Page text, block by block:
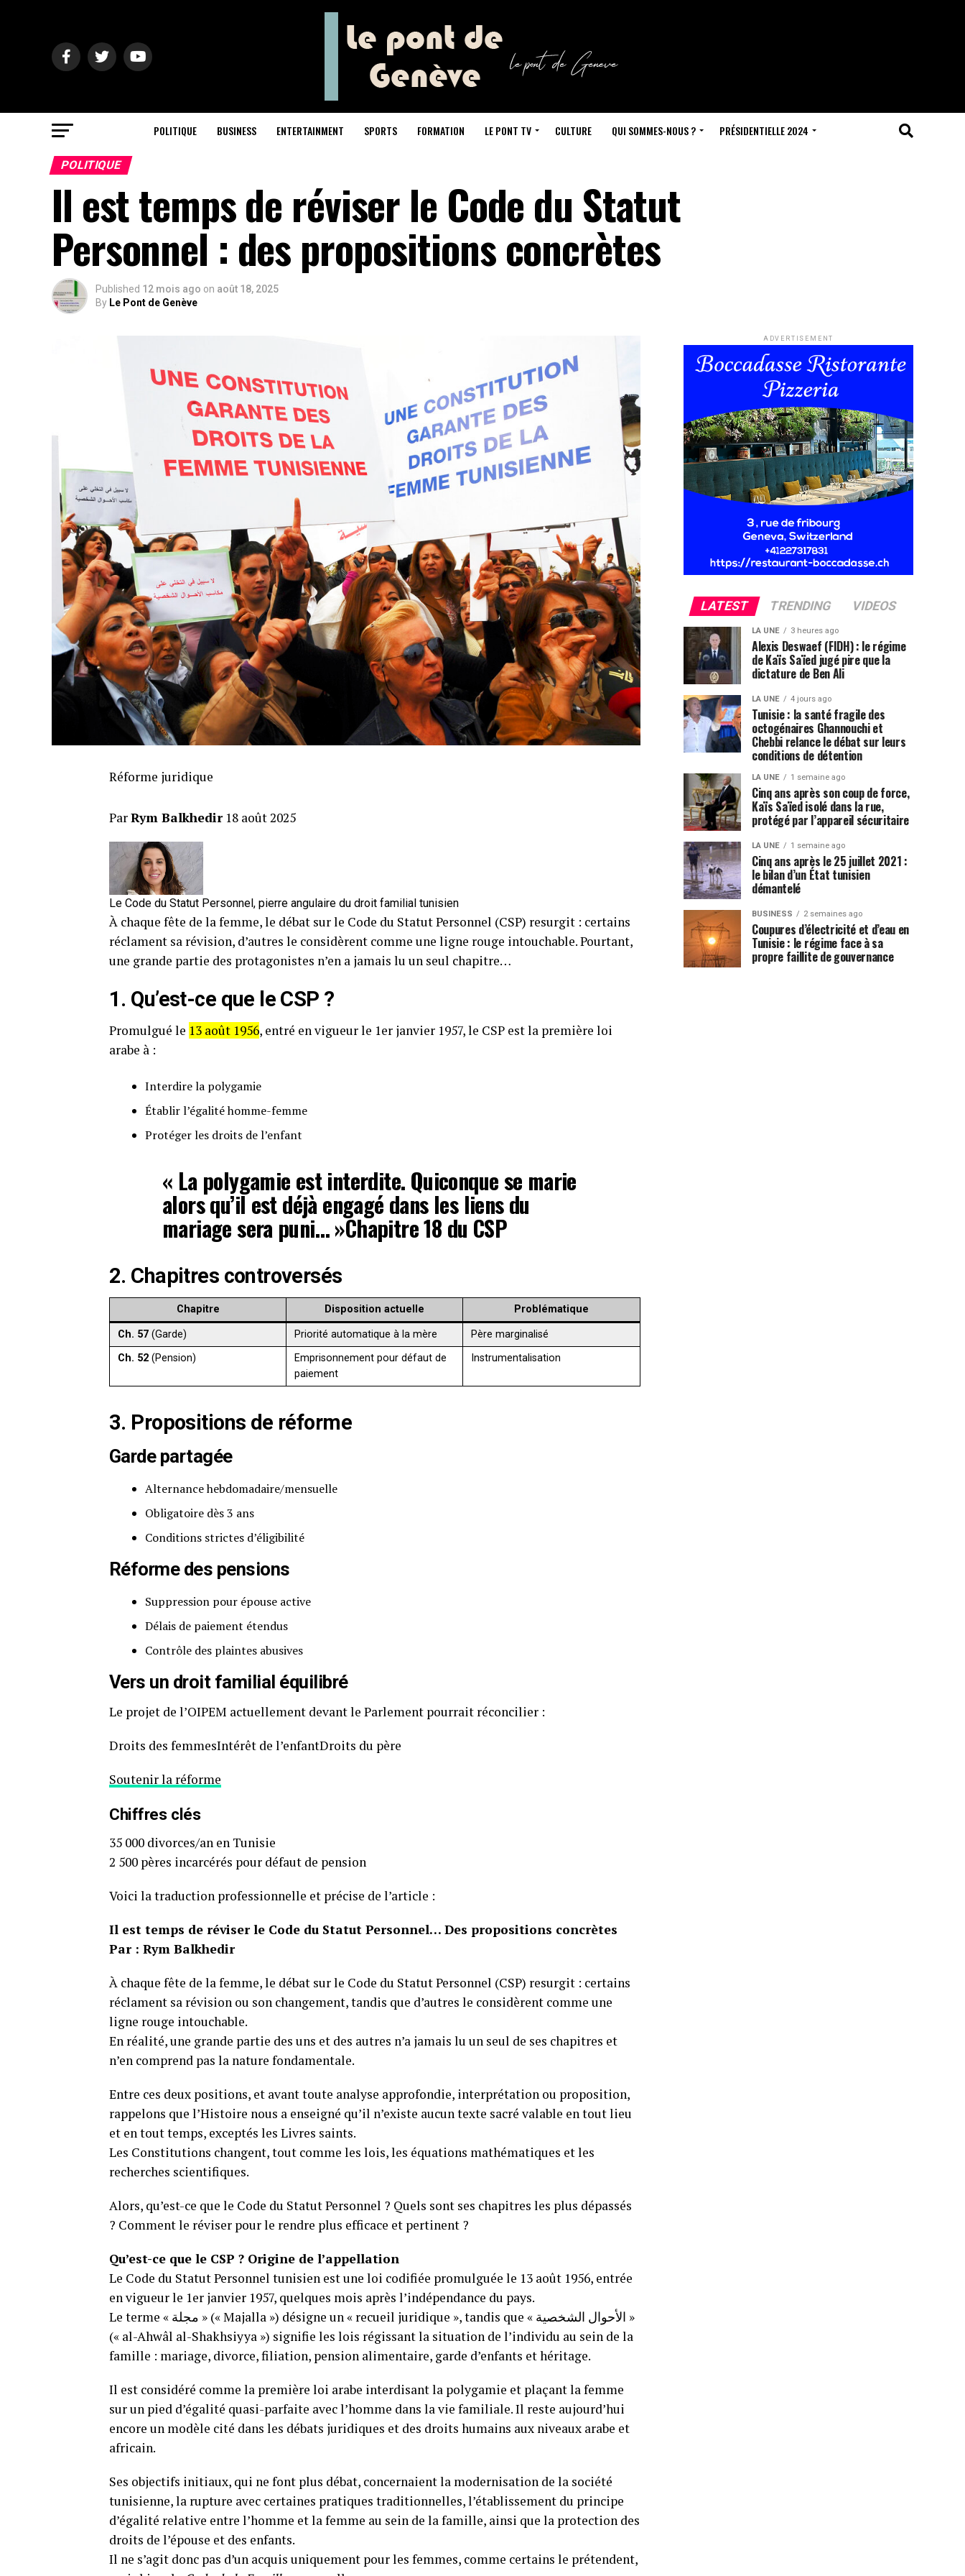
POLITIQUE BUSINESS ENTERTAINMENT SPORTS FORMATION LE PONT TV CULTURE QUI SOMMES-NOUS ? PRÉSIDENTIELLE 2024
POLITIQUE
Il est temps de réviser le Code du Statut
Personnel : des propositions concrètes
Published 12 mois ago on août 18, 2025
By Le Pont de Genève
Réforme juridique
ParRym Balkhedir18 août 2025
Le Code du Statut Personnel, pierre angulaire du droit familial tunisien
À chaque fête de la femme, le débat sur le Code du Statut Personnel (CSP) resurgit : certains
réclament sa révision, d’autres le considèrent comme une ligne rouge intouchable. Pourtant,
une grande partie des protagonistes n’en a jamais lu un seul chapitre…
1. Qu’est-ce que le CSP ?
Promulgué le 13 août 1956, entré en vigueur le 1er janvier 1957, le CSP est la première loi
arabe à :
Interdire la polygamie
Établir l’égalité homme-femme
Protéger les droits de l’enfant
« La polygamie est interdite. Quiconque se marie
alors qu’il est déjà engagé dans les liens du
mariage sera puni… »Chapitre 18 du CSP
2. Chapitres controversés
Chapitre Disposition actuelle Problématique
Ch. 57 (Garde) Priorité automatique à la mère
Père marginalisé
Ch. 52 (Pension)
Emprisonnement pour défaut de
paiement
Instrumentalisation
3. Propositions de réforme
Garde partagée
Alternance hebdomadaire/mensuelle
Obligatoire dès 3 ans
Conditions strictes d’éligibilité
Réforme des pensions
Suppression pour épouse active
Délais de paiement étendus
Contrôle des plaintes abusives
Vers un droit familial équilibré
Le projet de l’OIPEM actuellement devant le Parlement pourrait réconcilier :
Droits des femmesIntérêt de l’enfantDroits du père
Soutenir la réforme
Chiffres clés
35 000 divorces/an en Tunisie
2 500 pères incarcérés pour défaut de pension
Voici la traduction professionnelle et précise de l’article :
Il est temps de réviser le Code du Statut Personnel… Des propositions concrètes
Par : Rym Balkhedir
À chaque fête de la femme, le débat sur le Code du Statut Personnel (CSP) resurgit : certains
réclament sa révision ou son changement, tandis que d’autres le considèrent comme une
ligne rouge intouchable.
En réalité, une grande partie des uns et des autres n’a jamais lu un seul de ses chapitres et
n’en comprend pas la nature fondamentale.
Entre ces deux positions, et avant toute analyse approfondie, interprétation ou proposition,
rappelons que l’Histoire nous a enseigné qu’il n’existe aucun texte sacré valable en tout lieu
et en tout temps, exceptés les Livres saints.
Les Constitutions changent, tout comme les lois, les équations mathématiques et les
recherches scientifiques.
Alors, qu’est-ce que le Code du Statut Personnel ? Quels sont ses chapitres les plus dépassés
? Comment le réviser pour le rendre plus efficace et pertinent ?
Qu’est-ce que le CSP ? Origine de l’appellation
Le Code du Statut Personnel tunisien est une loi codifiée promulguée le 13 août 1956, entrée
en vigueur le 1er janvier 1957, quelques mois après l’indépendance du pays.
Le terme « مجلة » (« Majalla ») désigne un « recueil juridique », tandis que « الأحوال الشخصية »
(« al-Ahwâl al-Shakhsiyya ») signifie les lois régissant la situation de l’individu au sein de la
famille : mariage, divorce, filiation, pension alimentaire, garde d’enfants et héritage.
Il est considéré comme la première loi arabe interdisant la polygamie et plaçant la femme
sur un pied d’égalité quasi-parfaite avec l’homme dans la vie familiale. Il reste aujourd’hui
encore un modèle cité dans les débats juridiques et des droits humains aux niveaux arabe et
africain.
Ses objectifs initiaux, qui ne font plus débat, concernaient la modernisation de la société
tunisienne, la rupture avec certaines pratiques traditionnelles, l’établissement du principe
d’égalité relative entre l’homme et la femme au sein de la famille, ainsi que la protection des
droits de l’épouse et des enfants.
Il ne s’agit donc pas d’un acquis uniquement pour les femmes, comme certains le prétendent,
ADVERTISEMENT
LATEST TRENDING VIDEOS
LA UNE 3 heures ago
Alexis Deswaef (FIDH) : le régime
de Kaïs Saïed jugé pire que la
dictature de Ben Ali
LA UNE 4 jours ago
Tunisie : la santé fragile des
octogénaires Ghannouchi et
Chebbi relance le débat sur leurs
conditions de détention
LA UNE 1 semaine ago
Cinq ans après son coup de force,
Kaïs Saïed isolé dans la rue,
protégé par l’appareil sécuritaire
LA UNE 1 semaine ago
Cinq ans après le 25 juillet 2021 :
le bilan d’un État tunisien
démantelé
BUSINESS 2 semaines ago
Coupures d’électricité et d’eau en
Tunisie : le régime face à sa
propre faillite de gouvernance